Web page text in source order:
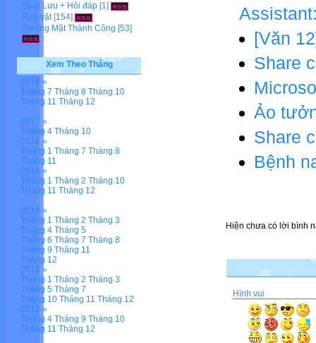
[Văn
Share
Ảo
Share
Bệnh
Hiện chưa có lời bình
Hình vui
Giao Lưu + Hỏi đáp [1]
Rao vặt[154]
Gương Mặt Thành Công [53]
Xem Theo Tháng
2018 »
Tháng 7 Tháng 8 Tháng 10
Tháng 11 Tháng 12
2017 »
Tháng 4 Tháng 10
2016 »
Tháng 1 Tháng 7 Tháng 8
Tháng 11
2015 »
Tháng 1 Tháng 2 Tháng 10
Tháng 11 Tháng 12
2014 »
Tháng 1 Tháng 2 Tháng 3
Tháng 4 Tháng 5
Tháng 6 Tháng 7 Tháng 8
Tháng 9 Tháng 11
Tháng 12
2013 »
Tháng 1 Tháng 2 Tháng 3
Tháng 5 Tháng 7
Tháng 10 Tháng 11 Tháng 12
2012 »
Tháng 4 Tháng 9 Tháng 10
Tháng 11 Tháng 12